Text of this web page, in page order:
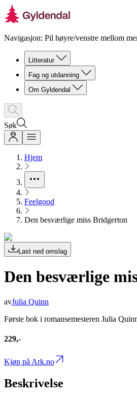
Navigasjon: Pil høyre/venstre mellom
Litteratur
Fag og utdanning
Om Gyldendal
Søk
Hjem
Feelgood
Den besværlige miss Bridgerton
Last ned omslag
Den besværlige
avJulia Quinn
Første bok i romansemesteren Julia
229,-
Kjøp på Ark.no
Beskrivelse